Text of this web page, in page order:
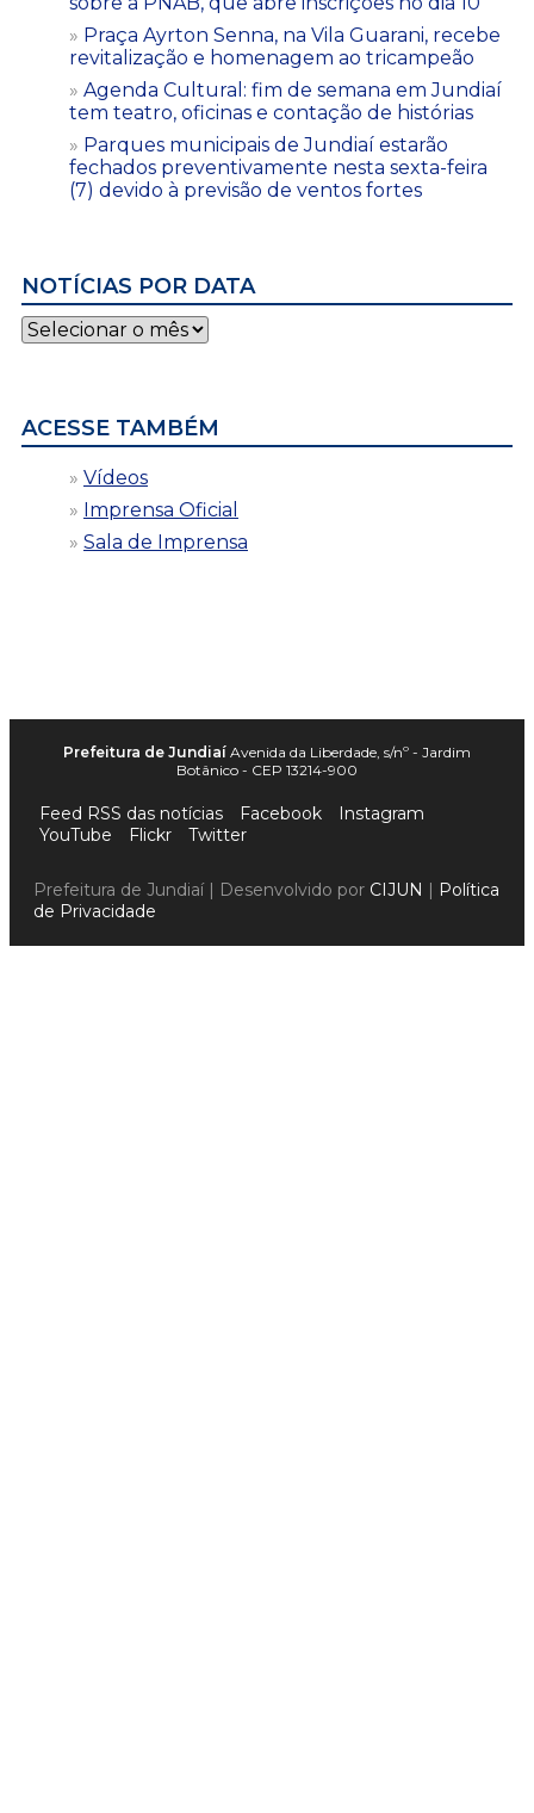
Praça Ayrton Senna, na Vila Guarani, recebe
revitalização e homenagem ao tricampeão
Agenda Cultural: fim de semana em Jundiaí
tem teatro, oficinas e contação de histórias
Parques municipais de Jundiaí estarão
fechados preventivamente nesta sexta-feira
(7) devido à previsão de ventos fortes
NOTÍCIAS POR DATA
Notícias
por
ACESSE TAMBÉM
Vídeos
Imprensa Oficial
Sala de Imprensa
Prefeitura de Jundiaí Avenida da Liberdade, s/nº - Jardim
Botânico - CEP 13214-900
Feed RSS das notícias Facebook
Instagram
YouTube
Flickr Twitter
Prefeitura de Jundiaí | Desenvolvido por CIJUN | Política
de Privacidade